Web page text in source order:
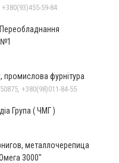
59-84
ELESA + GANTER, промислова фурнітура
+380(98)011-84-55
Група ( ЧМГ )
металлочерепица
3000"